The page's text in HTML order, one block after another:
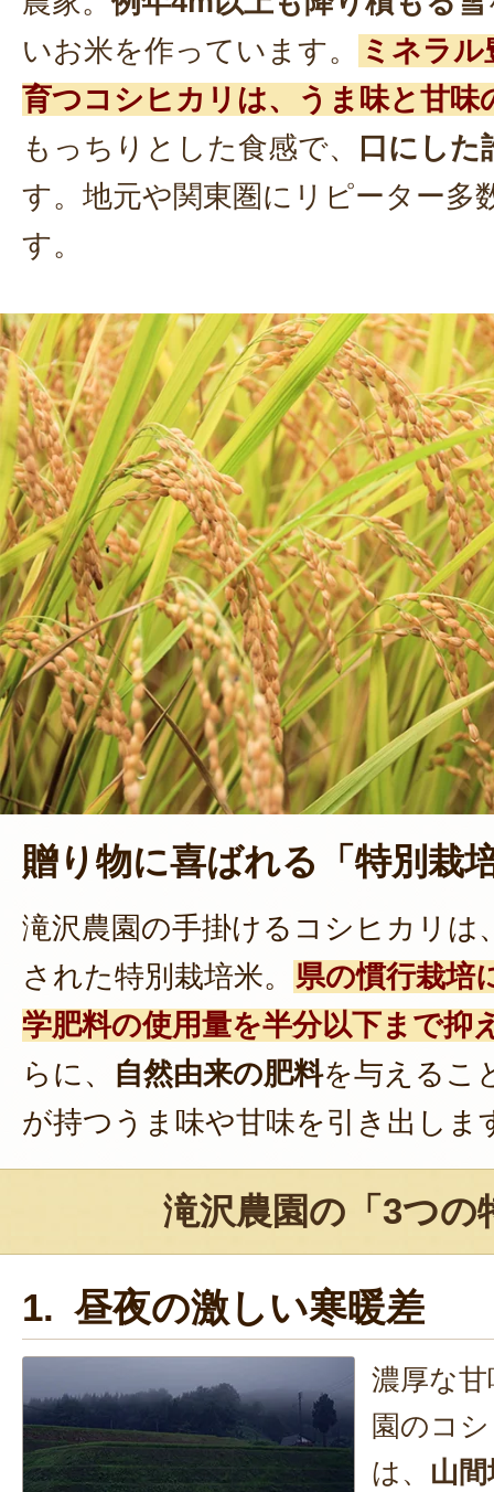
いお米を作っています。
ミネラ
育つコシヒカリは、うま味と甘味
もっちりとした食感で、
口にした
す。地元や関東圏にリピーター多
す。
贈り物に喜ばれる「特別栽
滝沢農園の手掛けるコシヒカリは
された特別栽培米。 県の慣行栽培
学肥料の使用量を半分以下まで抑
らに、 自然由来の肥料を与えるこ
が持つうま味や甘味を引き出しま
滝沢農園の「3つの
1. 昼夜の激しい寒暖差
濃厚な
園のコ
は、 山